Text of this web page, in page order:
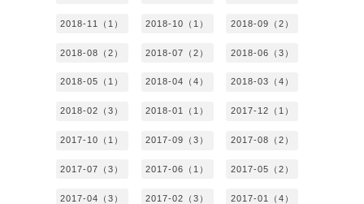
2018-11（1） 2018-10（1） 2018-09（2）
2018-08（2） 2018-07（2） 2018-06（3）
2018-05（1） 2018-04（4） 2018-03（4）
2018-02（3） 2018-01（1） 2017-12（1）
2017-10（1） 2017-09（3） 2017-08（2）
2017-07（3） 2017-06（1） 2017-05（2）
2017-04（3） 2017-02（3） 2017-01（4）